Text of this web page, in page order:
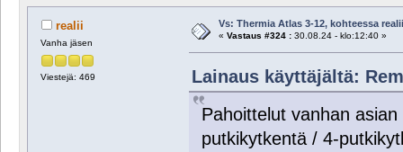
realii
Vanha jäsen
Viestejä: 469
Vs: Thermia Atlas 3-12, kohteessa realii
« Vastaus #324 :30.08.24 - klo:12:40 »
Lainaus käyttäjältä:
Pahoittelut vanhan
putkikytkentä / 4-